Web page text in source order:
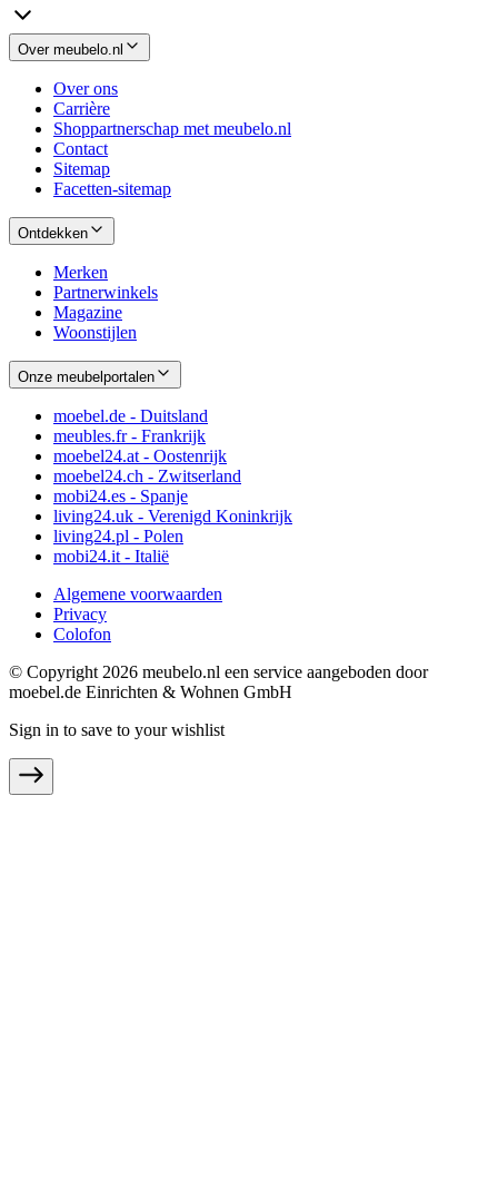
Over meubelo.nl
Over ons
Carrière
Shoppartnerschap met meubelo.nl
Contact
Sitemap
Facetten-sitemap
Ontdekken
Merken
Partnerwinkels
Magazine
Woonstijlen
Onze meubelportalen
moebel.de - Duitsland
meubles.fr - Frankrijk
moebel24.at - Oostenrijk
moebel24.ch - Zwitserland
mobi24.es - Spanje
living24.uk - Verenigd Koninkrijk
living24.pl - Polen
mobi24.it - Italië
Algemene voorwaarden
Privacy
Colofon
© Copyright 2026 meubelo.nl een service aangeboden door
moebel.de Einrichten & Wohnen GmbH
Sign in to save to your wishlist